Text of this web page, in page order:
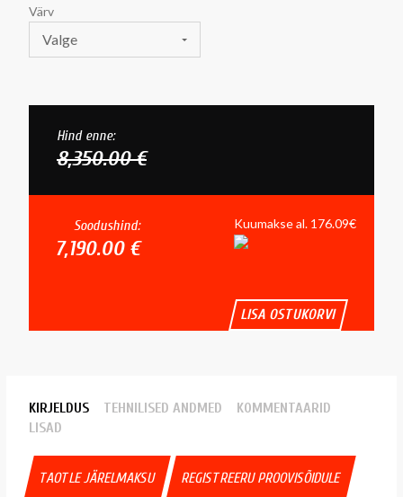
Värv
Valge
Hind enne:
8,350.00 €
Soodushind:
7,190.00 €
Kuumakse al. 176.09€
LISA OSTUKORVI
KIRJELDUS TEHNILISED ANDMED
KOMMENTAARID
LISAD
TAOTLE JÄRELMAKSU REGISTREERU PROOVISÕIDULE